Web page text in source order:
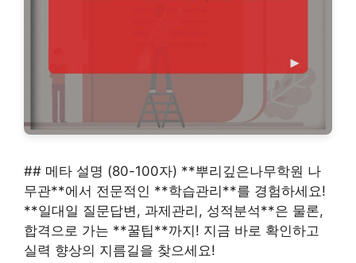
## 메타 설명 (80-100자) **뿌리깊은나무학원 나
무관**에서 전문적인 **학습관리**를 경험하세요!
**일대일 질문답변, 과제관리, 성적분석**은 물론,
합격으로 가는 **꿀팁**까지! 지금 바로 확인하고
실력 향상의 지름길을 찾으세요!